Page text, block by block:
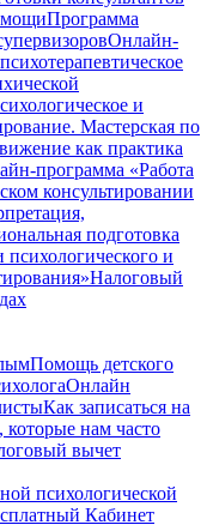
Программа
Онлайн-
и
Мастерская по
как практика
программа «Работа
консультировании
подготовка
психологического и
Налоговый
Помощь детского
Онлайн
Как записаться на
нам часто
вычет
психологической
Кабинет